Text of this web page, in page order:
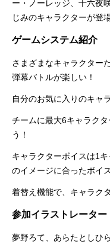
ー・ノーレッジ、十六夜
じみのキャラクターが登
ゲームシステム紹介
さまざまなキャラクター
弾幕バトルが楽しい！
自分のお気に入りのキャ
チームに最大6キャラク
う！
キャラクターボイスは1
のイメージに合ったボイ
着替え機能で、キャラク
参加イラストレーター
夢野ろて、あらたとしひ